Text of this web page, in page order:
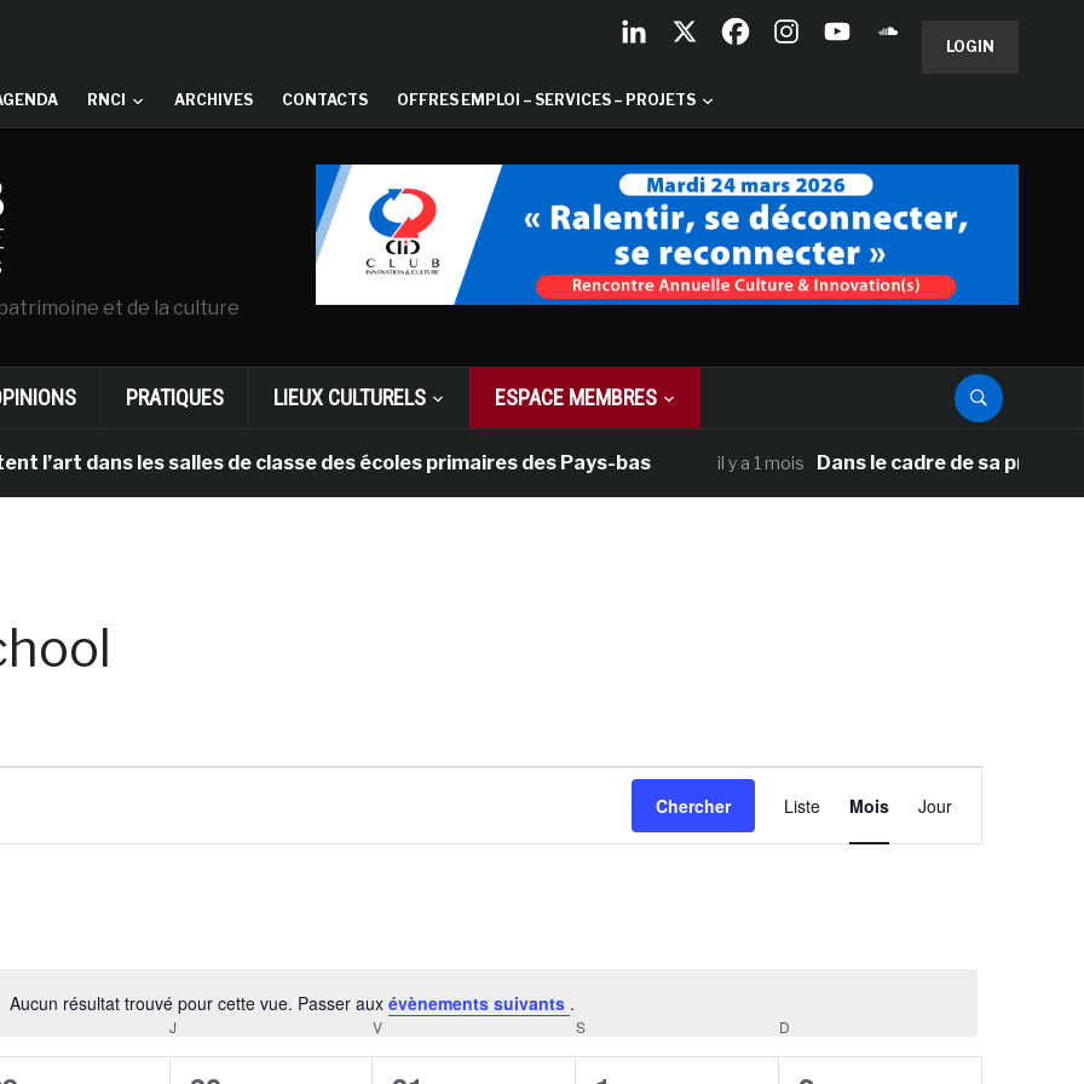
LOGIN
RNCI ARCHIVES CONTACTS OFFRES EMPLOI – SERVICES – PROJETS
et de la culture
PRATIQUES LIEUX CULTURELS ESPACE MEMBRES
l’art dans les salles de classe des écoles primaires des Pays-bas il y a 1 mois Dans le cadre de sa
Notice
Aucun résultat trouvé pour cette vue. Passer aux évènements suivants .
Chercher
de
vues
Liste Mois Jour
J V S D